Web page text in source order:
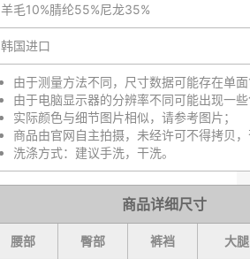
羊毛10%腈纶55%尼龙35%
韩国进口
由于测量方法不同，尺寸数据可能存在单
由于电脑显示器的分辨率不同可能出现一
实际颜色与细节图片相似，请参考图片；
商品由官网自主拍摄，未经许可不得拷贝
洗涤方式：建议手洗，干洗。
商品详细尺寸
腰部 臀部 裤裆 大